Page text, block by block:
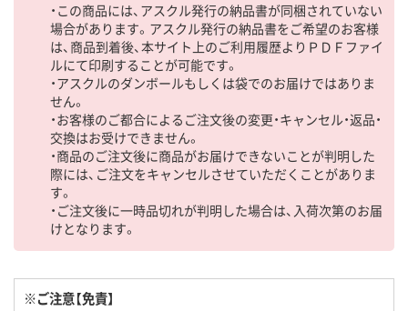
・この商品には、アスクル発行の納品書が同梱されていない
場合があります。アスクル発行の納品書をご希望のお客様
は、商品到着後、本サイト上のご利用履歴よりＰＤＦファイ
ルにて印刷することが可能です。
・アスクルのダンボールもしくは袋でのお届けではありま
せん。
・お客様のご都合によるご注文後の変更・キャンセル・返品・
交換はお受けできません。
・商品のご注文後に商品がお届けできないことが判明した
際には、ご注文をキャンセルさせていただくことがありま
す。
・ご注文後に一時品切れが判明した場合は、入荷次第のお届
けとなります。
※ご注意【免責】